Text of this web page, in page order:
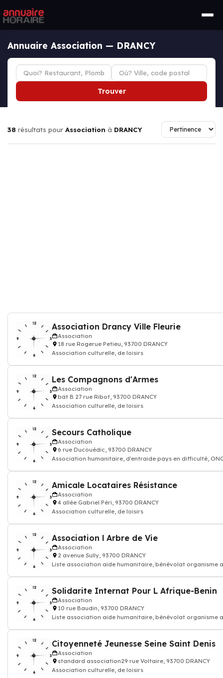
Annuaire Association — DRANCY
Trouver
38 résultats pour Association à DRANCY
Association Drancy Ville Fleurie
Association
18 rue Rogerue Petieu, 93700 DRANCY
Association culturelle, de loisirs
Les Compagnons d'Armes
Association
bât B 27 rue Ribot, 93700 DRANCY
Association culturelle, de loisirs
Secours Catholique
Association
6 rue Ducouédic, 93700 DRANCY
Association humanitaire, d'entraide pays en difficulté,
Amicale Locataires Résistance
Association
4 allée Gabriel Péri, 93700 DRANCY
Association culturelle, de loisirs
Association l Arbre de Vie
Association
2 avenue Sully, 93700 DRANCY
Liste association aide humanitaire, bénévolat organisme
Solidarite Internat Pour L Afrique-Benin
Association
10 rue Baudin, 93700 DRANCY
Liste association aide humanitaire, bénévolat organisme
Citoyenneté Jeunesse Seine Saint Denis
Association
standard association29 rue Voltaire, 93700 DRANCY
Association culturelle, de loisirs